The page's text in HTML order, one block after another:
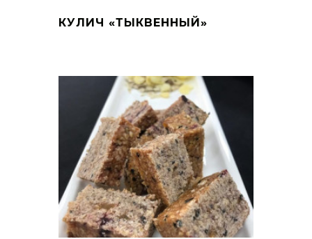
КУЛИЧ «ТЫКВЕННЫЙ»